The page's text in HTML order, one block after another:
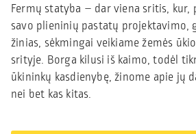
Fermų statyba – dar viena sritis, kur,
savo plieninių pastatų projektavimo,
žinias, sėkmingai veikiame žemės
srityje. Borga kilusi iš kaimo, todėl
ūkininkų kasdienybę, žinome apie jų
nei bet kas kitas.